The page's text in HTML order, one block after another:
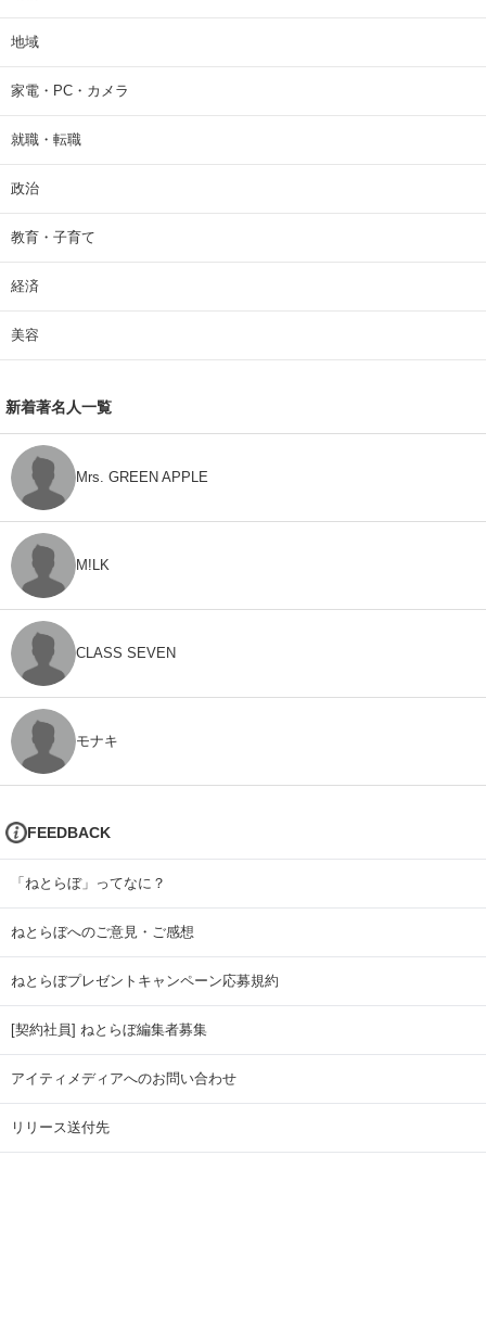
地域
家電・PC・カメラ
就職・転職
政治
教育・子育て
経済
美容
新着著名人一覧
Mrs. GREEN APPLE
M!LK
CLASS SEVEN
モナキ
FEEDBACK
「ねとらぼ」ってなに？
ねとらぼへのご意見・ご感想
ねとらぼプレゼントキャンペーン応募規約
[契約社員] ねとらぼ編集者募集
アイティメディアへのお問い合わせ
リリース送付先